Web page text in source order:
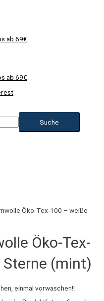
ab 69€
ab 69€
Öko-Tex-100 – weiße
Öko-Tex-
(mint)
einmal vorwaschen!!